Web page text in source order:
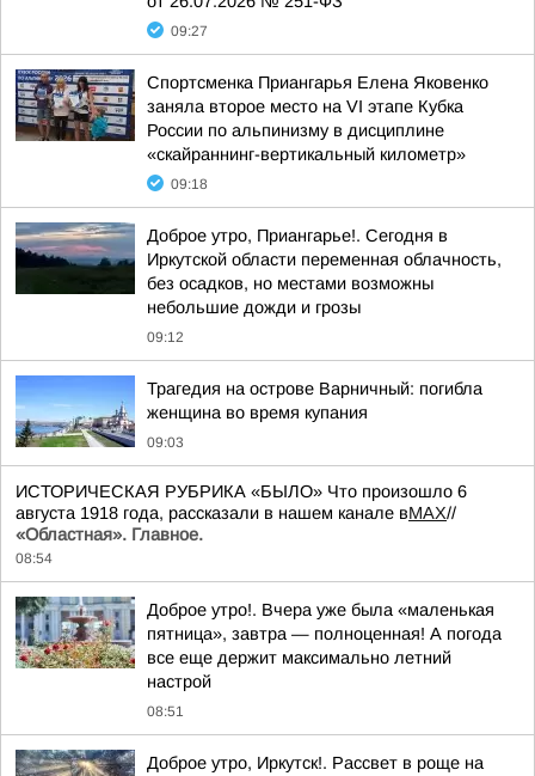
09:27
Спортсменка Приангарья Елена Яковенко
заняла второе место на VI этапе Кубка
России по альпинизму в дисциплине
«скайраннинг-вертикальный километр»
09:18
Доброе утро, Приангарье!. Сегодня в
Иркутской области переменная облачность,
без осадков, но местами возможны
небольшие дожди и грозы
09:12
Трагедия на острове Варничный: погибла
женщина во время купания
09:03
ИСТОРИЧЕСКАЯ РУБРИКА «БЫЛО» Что произошло 6
августа 1918 года, рассказали в нашем канале вMAX//
«Областная». Главное.
08:54
Доброе утро!. Вчера уже была «маленькая
пятница», завтра — полноценная! А погода
все еще держит максимально летний
настрой
08:51
Доброе утро, Иркутск!. Рассвет в роще на